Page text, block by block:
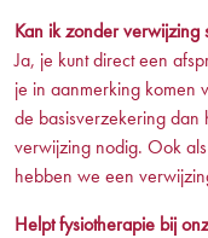
Kan ik zonder verwijzing
Ja, je kunt direct een
je in aanmerking komen
de basisverzekering
verwijzing nodig. Ook
hebben we een
Helpt fysiotherapie bij